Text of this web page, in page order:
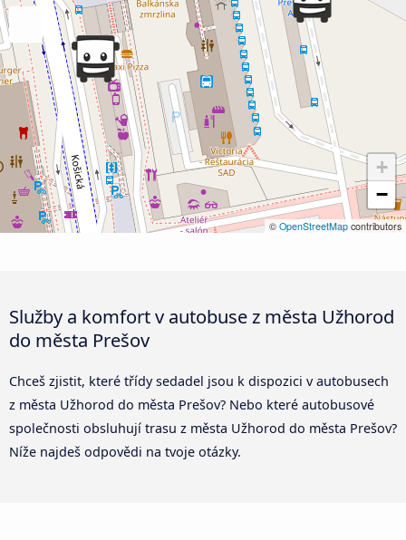
+
−
© OpenStreetMap contributors
Služby a komfort v autobuse z města Užhorod
do města Prešov
Chceš zjistit, které třídy sedadel jsou k dispozici v autobusech
z města Užhorod do města Prešov? Nebo které autobusové
společnosti obsluhují trasu z města Užhorod do města Prešov?
Níže najdeš odpovědi na tvoje otázky.